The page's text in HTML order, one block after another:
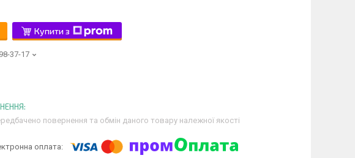
Купити з
37-17
повернення та обмін даного товару належної якості